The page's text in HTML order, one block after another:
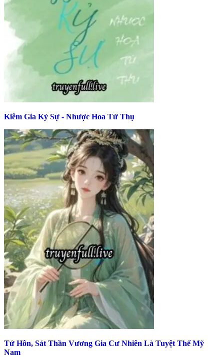
Kiêm Gia Kỷ Sự - Nhược Hoa Từ Thụ
Tứ Hôn, Sát Thần Vương Gia Cư Nhiên Là Tuyệt Thế Mỹ
Nam